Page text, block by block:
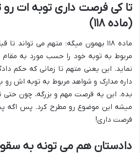
تا کی فرصت داری توبه ات رو
(ماده ۱۱۸)
ماده ۱۱۸ بهمون میگه: متهم می تواند
مربوط به توبه خود را حسب مورد به مقام
نماید. این یعنی متهم تا زمانی که حکم
داره مدارک و شواهد مربوط به توبه اش رو به
بده. این یه فرصت مهم و بزرگه، چون حتی
میشه این موضوع رو مطرح کرد. پس اگه
فرصت داری!
دادستان هم می تونه به